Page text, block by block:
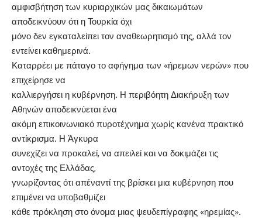
αμφισβήτηση των κυριαρχικών μας δικαιωμάτων
αποδεικνύουν ότι η Τουρκία όχι
μόνο δεν εγκαταλείπει τον αναθεωρητισμό της, αλλά τον
εντείνει καθημερινά.
Καταρρέει με πάταγο το αφήγημα των «ήρεμων νερών» που
επιχείρησε να
καλλιεργήσει η κυβέρνηση. Η περιβόητη Διακήρυξη των
Αθηνών αποδεικνύεται ένα
ακόμη επικοινωνιακό πυροτέχνημα χωρίς κανένα πρακτικό
αντίκρισμα. Η Άγκυρα
συνεχίζει να προκαλεί, να απειλεί και να δοκιμάζει τις
αντοχές της Ελλάδας,
γνωρίζοντας ότι απέναντί της βρίσκει μια κυβέρνηση που
επιμένει να υποβαθμίζει
κάθε πρόκληση στο όνομα μιας ψευδεπίγραφης «ηρεμίας».